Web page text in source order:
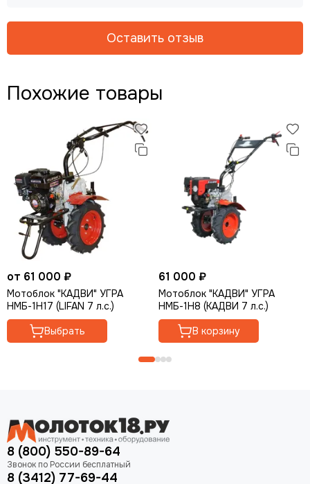
Оставить отзыв
Похожие товары
от 61 000 ₽
Мотоблок "КАДВИ" УГРА
НМБ-1Н17 (LIFAN 7 л.с.)
Выбрать
61 000 ₽
Мотоблок "КАДВИ" УГРА
НМБ-1Н8 (КАДВИ 7 л.с.)
В корзину
8 (800) 550-89-64
8 (3412) 77-69-44